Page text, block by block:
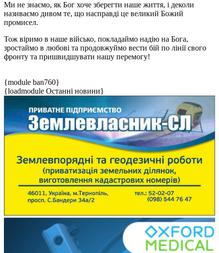
Ми не знаємо, як Бог хоче зберегти наше життя, і деколи
називаємо дивом те, що насправді це великий Божий
промисел.
Тож віримо в наше військо, покладаймо надію на Бога,
зростаймо в любові та продовжуймо вести бій по лінії свого
фронту та пришвидшувати нашу перемогу!
{module ban760}
{loadmodule Останні новини}